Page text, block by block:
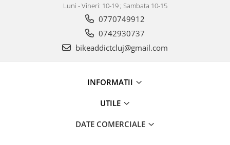
Luni - Vineri: 10-19 ; Sambata 10-15
0770749912
0742930737
bikeaddictcluj@gmail.com
INFORMATII
UTILE
DATE COMERCIALE